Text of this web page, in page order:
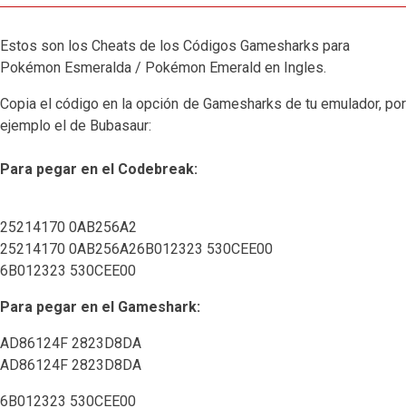
Estos son los Cheats de los Códigos Gamesharks para
Pokémon Esmeralda / Pokémon Emerald en Ingles.
Copia el código en la opción de Gamesharks de tu emulador, por
ejemplo el de Bubasaur:
Para pegar en el Codebreak:
25214170 0AB256A2
25214170 0AB256A26B012323 530CEE00
6B012323 530CEE00
Para pegar en el Gameshark:
AD86124F 2823D8DA
AD86124F 2823D8DA
6B012323 530CEE00